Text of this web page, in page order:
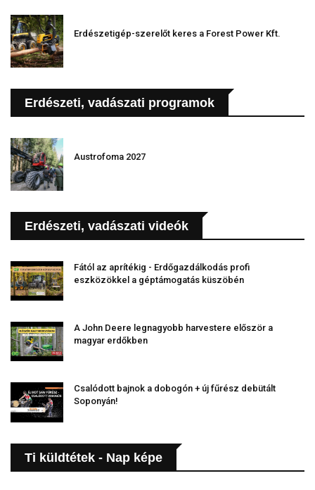
Erdészetigép-szerelőt keres a Forest Power Kft.
Erdészeti, vadászati programok
Austrofoma 2027
Erdészeti, vadászati videók
Fától az aprítékig - Erdőgazdálkodás profi
eszközökkel a géptámogatás küszöbén
A John Deere legnagyobb harvestere először a
magyar erdőkben
Csalódott bajnok a dobogón + új fűrész debütált
Soponyán!
Ti küldtétek - Nap képe